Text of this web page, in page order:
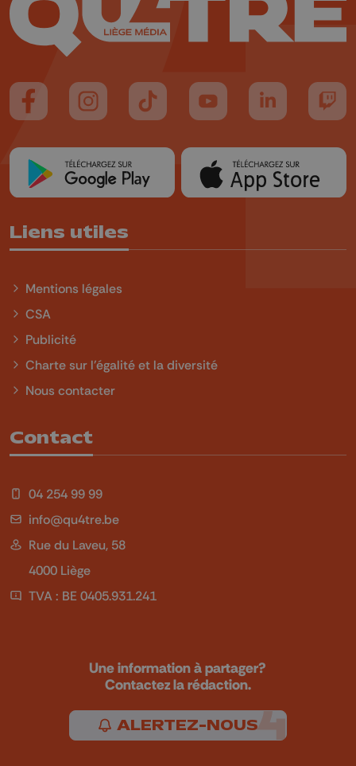
Suivez-nous sur FaceBook
Suivez-nous sur Instagram
Suivez-nous sur TikTok
Suivez-nous sur YouTube
Suivez-nous
Liens utiles
Mentions légales
CSA
Publicité
Charte sur l'égalité et la diversité
Nous contacter
Contact
04 254 99 99
info@qu4tre.be
Rue du Laveu, 58
4000 Liège
TVA : BE 0405.931.241
Une information à partager?
Contactez la rédaction.
ALERTEZ-NOUS